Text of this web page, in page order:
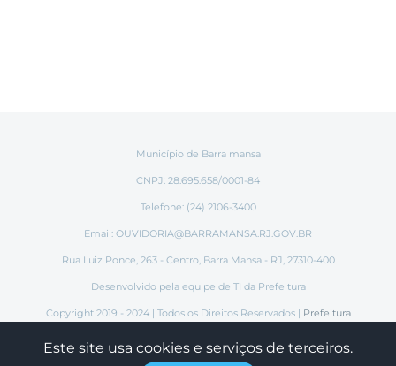
Município de Barra mansa
CNPJ: 28.695.658/0001-84
Telefone: (24) 2106-3400
Email: OUVIDORIA@BARRAMANSA.RJ.GOV.BR
Rua Luiz Ponce, 263 - Centro, Barra Mansa - RJ, 27310-400
Desenvolvido pela equipe de TI da Prefeitura
Copyright 2019 - 2024 | Todos os Direitos Reservados | Prefeitura
Municipal de Barra Mansa
Este site usa cookies e serviços de terceiros.